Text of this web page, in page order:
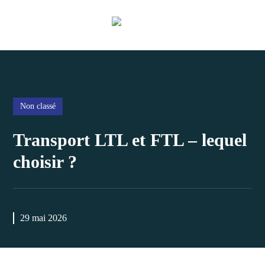
Non classé
Transport LTL et FTL – lequel
choisir ?
29 mai 2026